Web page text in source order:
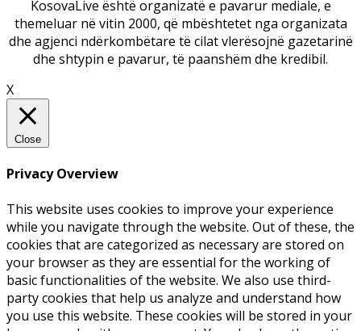
KosovaLive është organizatë e pavarur mediale, e
themeluar në vitin 2000, që mbështetet nga organizata
dhe agjenci ndërkombëtare të cilat vlerësojnë gazetarinë
dhe shtypin e pavarur, të paanshëm dhe kredibil.
X
Close
Privacy Overview
This website uses cookies to improve your experience
while you navigate through the website. Out of these, the
cookies that are categorized as necessary are stored on
your browser as they are essential for the working of
basic functionalities of the website. We also use third-
party cookies that help us analyze and understand how
you use this website. These cookies will be stored in your